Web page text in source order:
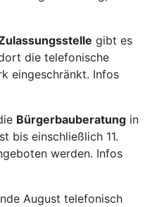
gibt es
die telefonische
eingeschränkt. Infos
Bürgerbauberatung in
bis einschließlich 11.
werden. Infos
August telefonisch